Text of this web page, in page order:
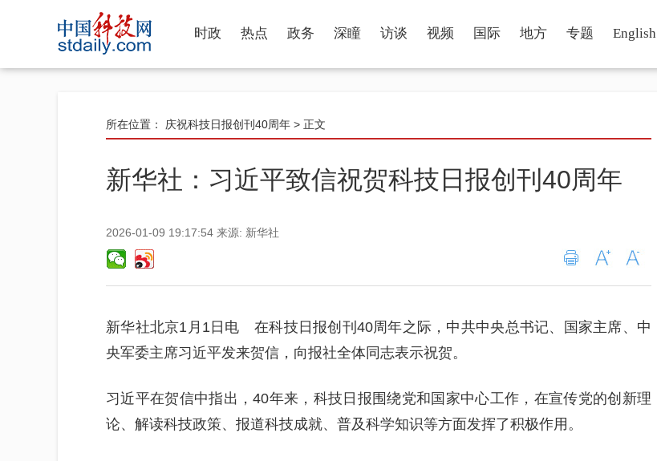
时政 热点 政务 深瞳 访谈 视频 国际 地方 专题 English
所在位置： 庆祝科技日报创刊40周年 > 正文
新华社：习近平致信祝贺科技日报创刊40周年
2026-01-09 19:17:54 来源: 新华社
新华社北京1月1日电 在科技日报创刊40周年之际，中共中央总书记、国家主席、中
央军委主席习近平发来贺信，向报社全体同志表示祝贺。
习近平在贺信中指出，40年来，科技日报围绕党和国家中心工作，在宣传党的创新理
论、解读科技政策、报道科技成就、普及科学知识等方面发挥了积极作用。